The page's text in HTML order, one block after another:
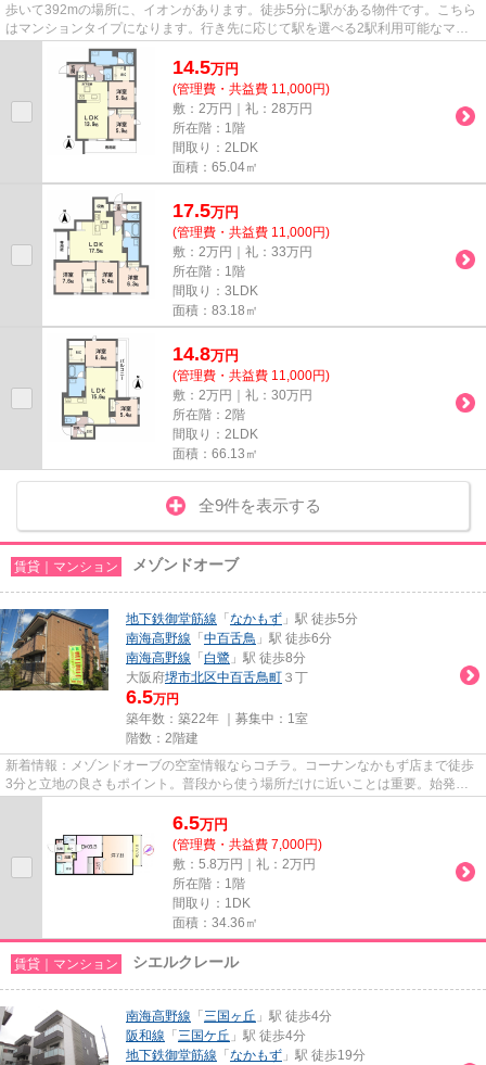
歩いて392mの場所に、イオンがあります。徒歩5分に駅がある物件です。こちら
はマンションタイプになります。行き先に応じて駅を選べる2駅利用可能なマン
ションです。できるだけ早めに...
14.5万円
(管理費・共益費 11,000円)
敷：2万円｜礼：28万円
所在階：1階
間取り：2LDK
面積：65.04㎡
17.5万円
(管理費・共益費 11,000円)
敷：2万円｜礼：33万円
所在階：1階
間取り：3LDK
面積：83.18㎡
14.8万円
(管理費・共益費 11,000円)
敷：2万円｜礼：30万円
所在階：2階
間取り：2LDK
面積：66.13㎡
全9件を表示する
賃貸｜マンション メゾンドオーブ
地下鉄御堂筋線 「 なかもず 」駅 徒歩5分
南海高野線 「 中百舌鳥 」駅 徒歩6分
南海高野線 「 白鷺 」駅 徒歩8分
大阪府堺市北区中百舌鳥町 ３丁
6.5万円
築年数：築22年 ｜募集中： 1室
階数：2階建
新着情報：メゾンドオーブの空室情報ならコチラ。コーナンなかもず店まで徒歩
3分と立地の良さもポイント。普段から使う場所だけに近いことは重要。始発駅
6.5万円
(管理費・共益費 7,000円)
敷：5.8万円｜礼：2万円
所在階：1階
間取り：1DK
面積：34.36㎡
賃貸｜マンション シエルクレール
南海高野線 「 三国ヶ丘 」駅 徒歩4分
阪和線 「 三国ケ丘 」駅 徒歩4分
地下鉄御堂筋線 「 なかもず 」駅 徒歩19分